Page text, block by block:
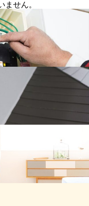
ません。